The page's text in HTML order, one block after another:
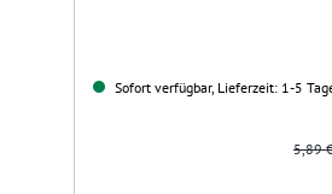
Sofort verfügbar, Lieferzeit: 1-5
5,89